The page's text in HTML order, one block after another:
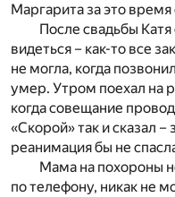
Маргарита за это
После свадьбы
видеться – как-то все
не могла, когда
умер. Утром поехал на
когда совещание
«Скорой» так и сказал –
реанимация бы не
Мама на похороны
по телефону, никак не